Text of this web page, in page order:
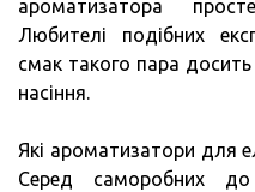
ароматизатора
Любителі подібних
смак такого пара
насіння.
Які ароматизатори для
Серед саморобних